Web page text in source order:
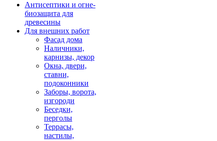
Антисептики и огне-
биозащита для
древесины
Для внешних работ
Фасад дома
Наличники,
карнизы, декор
Окна, двери,
ставни,
подоконники
Заборы, ворота,
изгороди
Беседки,
перголы
Террасы,
настилы,